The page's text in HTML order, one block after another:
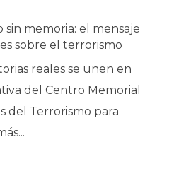
memoria: el mensaje
sobre el terrorismo
reales se unen en
del Centro Memorial
del Terrorismo para